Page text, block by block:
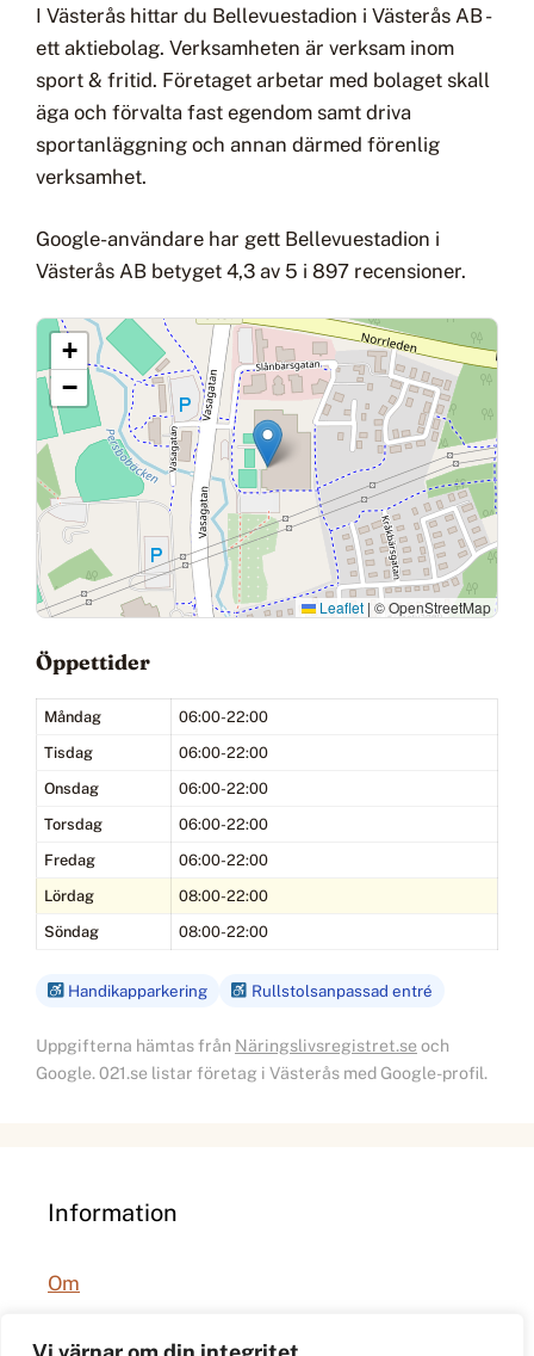
I Västerås hittar du Bellevuestadion i Västerås AB -
ett aktiebolag. Verksamheten är verksam inom
sport & fritid. Företaget arbetar med bolaget skall
äga och förvalta fast egendom samt driva
sportanläggning och annan därmed förenlig
verksamhet.
Google-användare har gett Bellevuestadion i
Västerås AB betyget 4,3 av 5 i 897 recensioner.
+
−
Leaflet | © OpenStreetMap
Öppettider
Måndag
06:00-22:00
Tisdag
06:00-22:00
Onsdag
06:00-22:00
Torsdag
06:00-22:00
Fredag
06:00-22:00
Lördag
08:00-22:00
Söndag
08:00-22:00
Handikapparkering Rullstolsanpassad entré
Uppgifterna hämtas från Näringslivsregistret.se och
Google. 021.se listar företag i Västerås med Google-profil.
Information
Om